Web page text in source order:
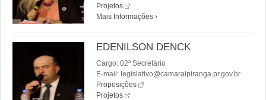
Projetos
Mais Informações ›
EDENILSON DENCK
Cargo: 02ª Secretário
E-mail: legislativo@camaraipiranga.pr.gov.br
Proposições
Projetos